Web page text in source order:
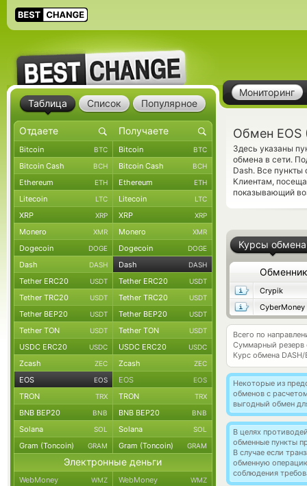
Мониторинг
Обмен EOS
Здесь указаны
обмена в сети.
Dash. Все
Клиентам,
показывающий
Курсы обмена
Обменник
Crypik
CyberMoney
Всего по
Суммарный резерв
Курс обмена DASH/
Некоторые из
обменов с
выгодный обмен
В целях
обменные пункты
В случае если
обменную
соблюдения
Таблица Список Популярное
Bitcoin BTC Bitcoin BTC
Bitcoin Cash BCH Bitcoin Cash BCH
Ethereum ETH Ethereum ETH
Litecoin LTC Litecoin LTC
XRP XRP XRP XRP
Monero XMR Monero XMR
Dogecoin DOGE Dogecoin DOGE
Dash DASH Dash DASH
Tether ERC20 USDT Tether ERC20 USDT
Tether TRC20 USDT Tether TRC20 USDT
Tether BEP20 USDT Tether BEP20 USDT
Tether TON USDT Tether TON USDT
USDC ERC20 USDC USDC ERC20 USDC
Zcash ZEC Zcash ZEC
EOS EOS EOS EOS
TRON TRX TRON TRX
BNB BEP20 BNB BNB BEP20 BNB
Solana SOL Solana SOL
Gram (Toncoin) GRAM Gram (Toncoin) GRAM
Электронные деньги
WebMoney WMZ WebMoney WMZ